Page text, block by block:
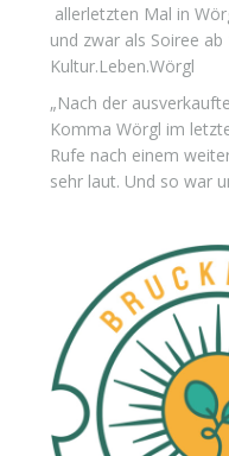
allerletzten Mal in
und zwar als Soiree
Kultur.Leben.Wörgl
„Nach der
Komma Wörgl im
Rufe nach einem
sehr laut. Und so war